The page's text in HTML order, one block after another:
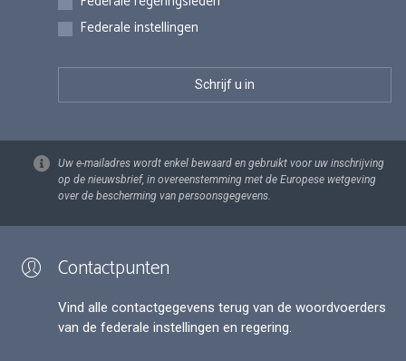
Federale instellingen
Uw e-mailadres wordt enkel bewaard en gebruikt voor uw inschrijving
op de nieuwsbrief, in overeenstemming met de Europese wetgeving
over de bescherming van persoonsgegevens.
Contactpunten
Vind alle contactgegevens terug van de woordvoerders
van de federale instellingen en regering.